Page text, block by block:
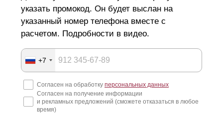
указать промокод. Он будет выслан на
указанный номер телефона вместе с
расчетом. Подробности в видео.
+7
Согласен на обработку персональных данных
Согласен на получение информации
и рекламных предложений (сможете отказаться в любое
время)